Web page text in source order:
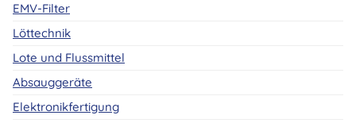
EMV-Filter
Löttechnik
Lote und Flussmittel
Absauggeräte
Elektronikfertigung